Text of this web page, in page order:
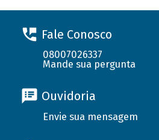
Fale Conosco
08007026337
Mande sua pergunta
Ouvidoria
Envie sua mensagem